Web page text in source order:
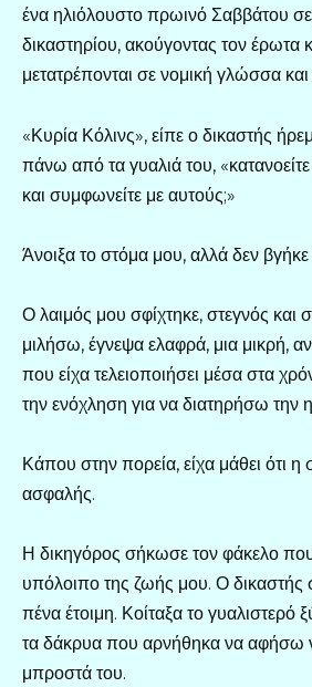
ένα ηλιόλουστο πρωινό Σαββάτου
δικαστηρίου, ακούγοντας τον έρωτα
μετατρέπονται σε νομική γλώσσα
«Κυρία Κόλινς», είπε ο δικαστής
πάνω από τα γυαλιά του,
και συμφωνείτε με αυτούς;»
Άνοιξα το στόμα μου, αλλά δεν βγήκε
Ο λαιμός μου σφίχτηκε, στεγνός και
μιλήσω, έγνεψα ελαφρά, μια μικρή,
που είχα τελειοποιήσει μέσα στα
την ενόχληση για να διατηρήσω την
Κάπου στην πορεία, είχα μάθει ότι
ασφαλής.
Η δικηγόρος σήκωσε τον φάκελο
υπόλοιπο της ζωής μου. Ο δικαστής
πένα έτοιμη. Κοίταξα το γυαλιστερό
τα δάκρυα που αρνήθηκα να αφήσω
μπροστά του.